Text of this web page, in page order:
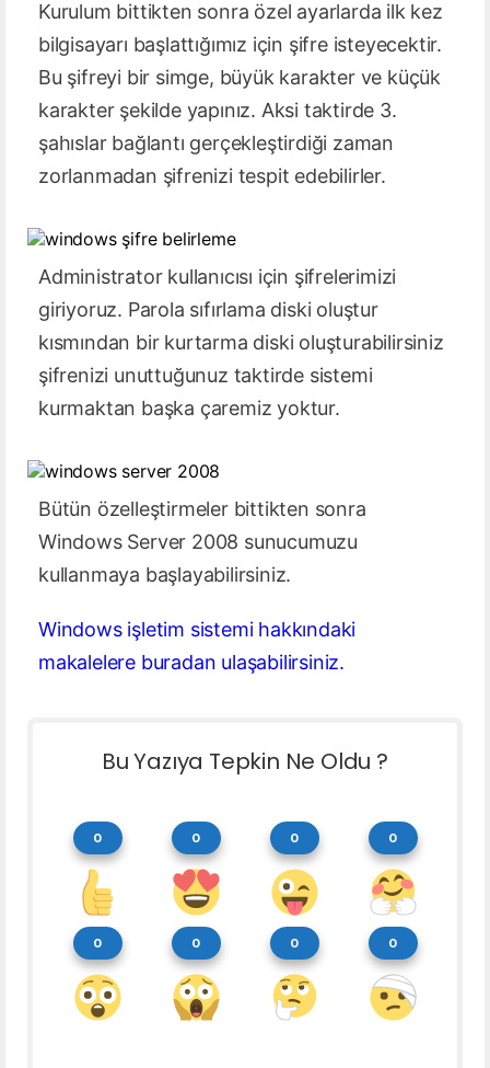
Kurulum bittikten sonra özel ayarlarda ilk kez
bilgisayarı başlattığımız için şifre isteyecektir.
Bu şifreyi bir simge, büyük karakter ve küçük
karakter şekilde yapınız. Aksi taktirde 3.
şahıslar bağlantı gerçekleştirdiği zaman
zorlanmadan şifrenizi tespit edebilirler.
Administrator kullanıcısı için şifrelerimizi
giriyoruz. Parola sıfırlama diski oluştur
kısmından bir kurtarma diski oluşturabilirsiniz
şifrenizi unuttuğunuz taktirde sistemi
kurmaktan başka çaremiz yoktur.
Bütün özelleştirmeler bittikten sonra
Windows Server 2008 sunucumuzu
kullanmaya başlayabilirsiniz.
Windows işletim sistemi hakkındaki
makalelere buradan ulaşabilirsiniz.
Bu Yazıya Tepkin Ne Oldu ?
0 0 0 0
0 0 0 0